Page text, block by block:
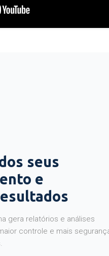
seus
e
gera relatórios e análises
controle e mais segurança